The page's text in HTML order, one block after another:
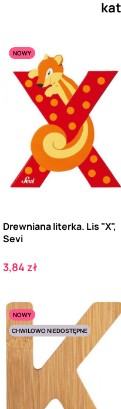
NOWY
Drewniana literka. Lis "X",
Sevi
Cena
3,84 zł
NOWY
CHWILOWO NIEDOSTĘPNE